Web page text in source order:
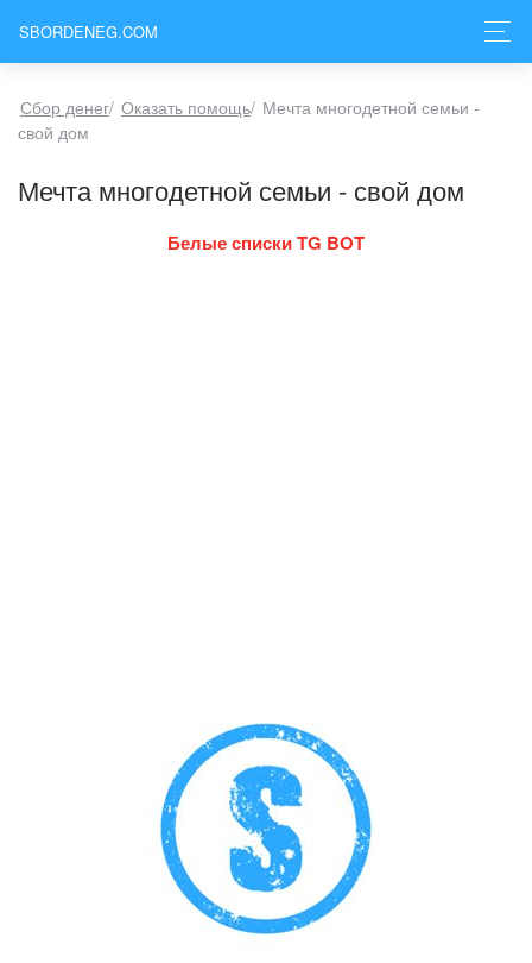
SBORDENEG.COM
Сбор денег/ Оказать помощь/ Мечта многодетной семьи -
свой дом
Мечта многодетной семьи - свой дом
Белые списки TG BOT